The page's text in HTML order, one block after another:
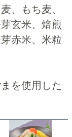
、もち麦、
玄米、焙煎
赤米、米粒
を使用した